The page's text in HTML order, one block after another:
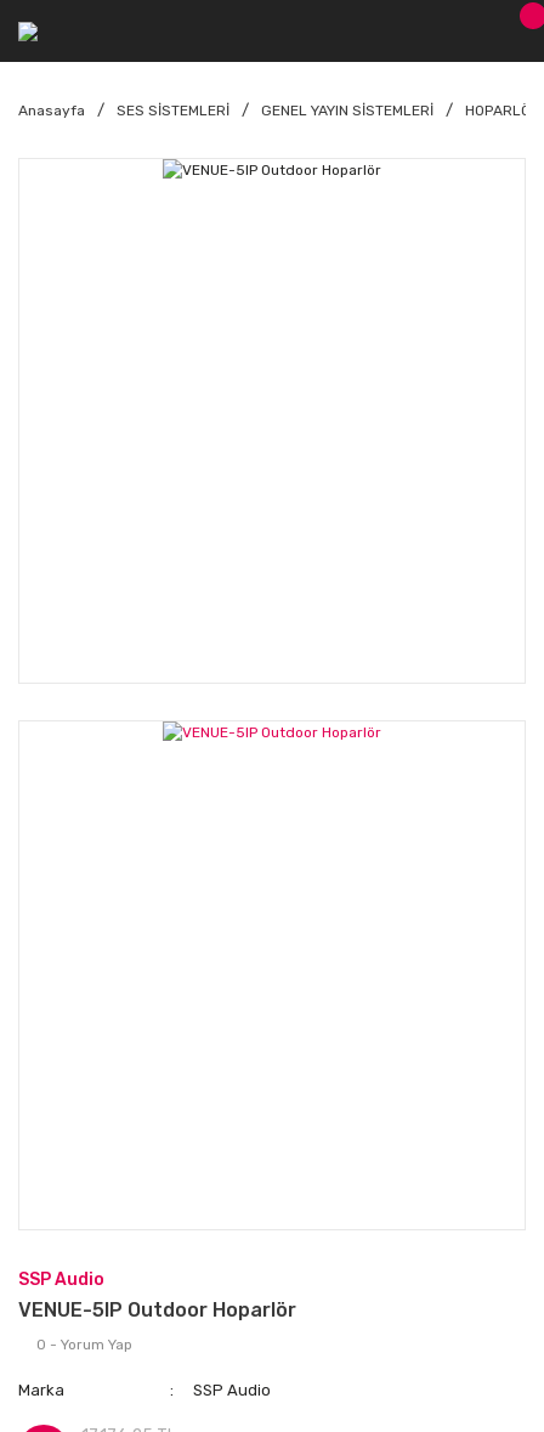
Anasayfa SES SİSTEMLERİ GENEL YAYIN SİSTEMLERİ
SSP Audio
VENUE-5IP Outdoor Hoparlör
0 - Yorum Yap
Marka SSP Audio